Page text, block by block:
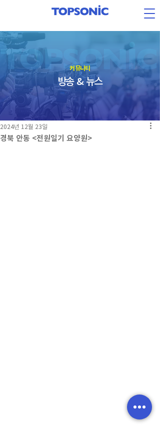
​커뮤니티
방송 & 뉴스
경북 안동 <전원일기 요양원>
2024년 12월 23일